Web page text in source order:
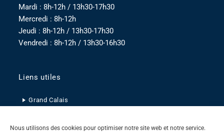
Nous utilisons des cookies pour optimiser notre site web et notre service.
Mardi : 8h-12h / 13h30-17h30
Mercredi : 8h-12h
Jeudi : 8h-12h / 13h30-17h30
Vendredi : 8h-12h / 13h30-16h30
Liens utiles
Grand Calais